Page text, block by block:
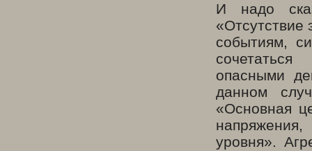
И надо
«Отсутствие
событиям,
опасными
данном
«Основная
напряжения,
уровня».